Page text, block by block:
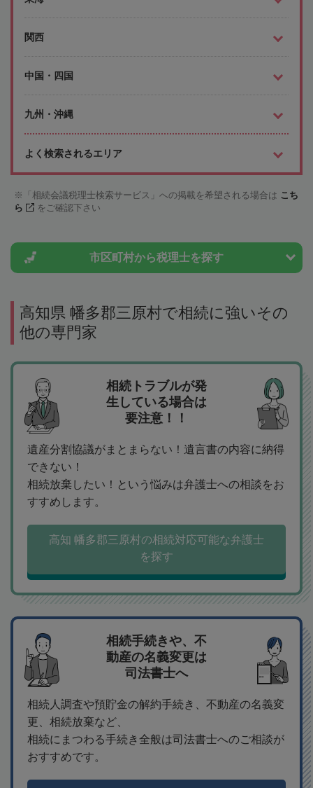
関西
中国・四国
九州・沖縄
よく検索されるエリア
「相続会議税理士検索サービス」への掲載を希望される場合は こち
ら
をご確認下さい
市区町村から税理士を探す
高知県 幡多郡三原村で相続に強いその
他の専門家
相続トラブルが発
生している場合は
要注意！！
遺産分割協議がまとまらない！遺言書の内容に納得
できない！
相続放棄したい！という悩みは弁護士への相談をお
すすめします。
高知 幡多郡三原村の相続対応可能な弁護士
を探す
相続手続きや、不
動産の名義変更は
司法書士へ
相続人調査や預貯金の解約手続き、不動産の名義変
更、相続放棄など、
相続にまつわる手続き全般は司法書士へのご相談が
おすすめです。